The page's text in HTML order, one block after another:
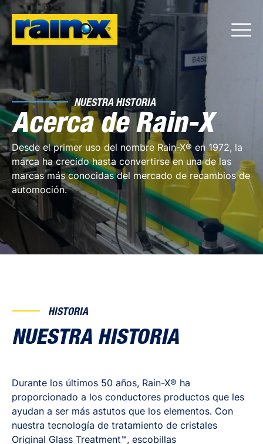
NUESTRA HISTORIA
Acerca de Rain-X
Desde el primer uso del nombre Rain-X® en 1972, la
marca ha crecido hasta convertirse en una de las
marcas más conocidas del mercado de recambios de
automoción.
HISTORIA
NUESTRA HISTORIA
Durante los últimos 50 años, Rain-X® ha
proporcionado a los conductores productos que les
ayudan a ser más astutos que los elementos. Con
nuestra tecnología de tratamiento de cristales
Original Glass Treatment™, escobillas